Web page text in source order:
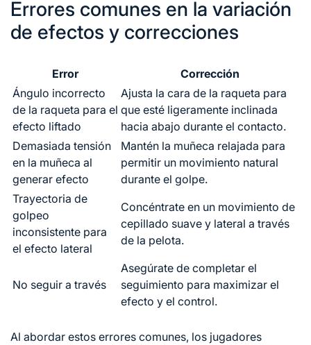
Errores comunes en la variación
de efectos y correcciones
Error
Corrección
Ángulo incorrecto
de la raqueta para el
efecto liftado
Ajusta la cara de la raqueta para
que esté ligeramente inclinada
hacia abajo durante el contacto.
Demasiada tensión
en la muñeca al
generar efecto
Mantén la muñeca relajada para
permitir un movimiento natural
durante el golpe.
Trayectoria de
golpeo
inconsistente para
el efecto lateral
Concéntrate en un movimiento de
cepillado suave y lateral a través
de la pelota.
No seguir a través
Asegúrate de completar el
seguimiento para maximizar el
efecto y el control.
Al abordar estos errores comunes, los jugadores